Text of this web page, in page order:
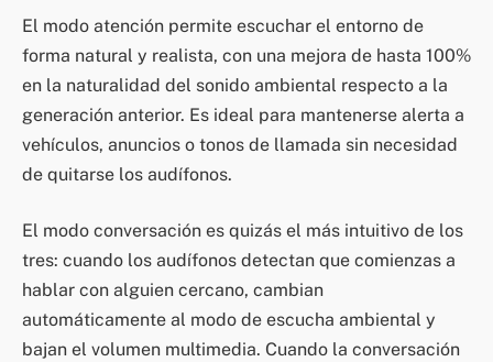
El modo atención permite escuchar el entorno de
forma natural y realista, con una mejora de hasta 100%
en la naturalidad del sonido ambiental respecto a la
generación anterior. Es ideal para mantenerse alerta a
vehículos, anuncios o tonos de llamada sin necesidad
de quitarse los audífonos.
El modo conversación es quizás el más intuitivo de los
tres: cuando los audífonos detectan que comienzas a
hablar con alguien cercano, cambian
automáticamente al modo de escucha ambiental y
bajan el volumen multimedia. Cuando la conversación